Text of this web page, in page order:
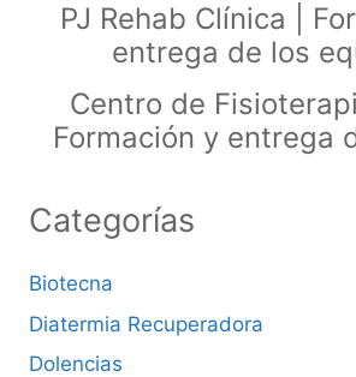
PJ Rehab Clínica |
entrega de los
Centro de
Formación y entrega
Categorías
Biotecna
Diatermia Recuperadora
Dolencias